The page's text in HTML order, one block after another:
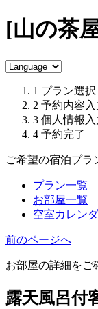
[山の茶
1 プラン選択
2 予約内容入
3 個人情報入
4 予約完了
ご希望の宿泊プラ
プラン一覧
お部屋一覧
空室カレン
前のページへ
お部屋の詳細をご
露天風呂付